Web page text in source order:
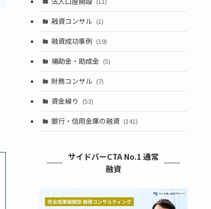
融資コンサル (1)
融資成功事例 (19)
補助金・助成金 (5)
財務コンサル (7)
資金繰り (53)
銀行・信用金庫の融資 (141)
サイドバーCTA No.1 通常
融資